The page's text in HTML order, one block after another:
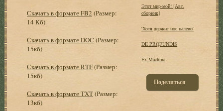
Скачать в формате FB2 (Размер:
14 Кб)
Скачать в формате DOC (Размер:
15кб)
Скачать в формате RTF(Размер:
15кб)
Скачать в формате TXT(Размер:
13кб)
Этот мир-мой! [Авт.
сборник]
'Хотя держит нос налево'
DE PRQFUNDIS
Ex Machina
Поделиться